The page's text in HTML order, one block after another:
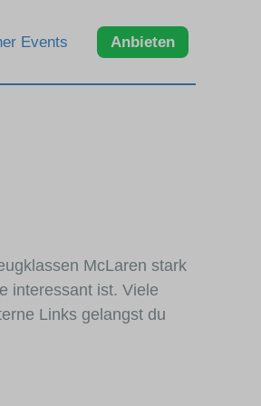
Events Anbieten
McLaren stark
interessant ist. Viele
Links gelangst du